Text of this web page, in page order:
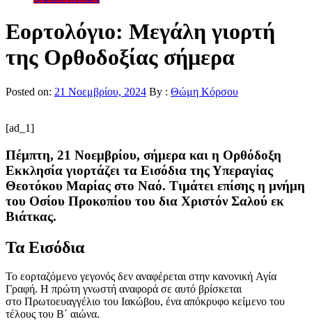
Εορτολόγιο: Μεγάλη γιορτή
της Ορθοδοξίας σήμερα
Posted on: 21 Νοεμβρίου, 2024 By : Θώμη Κόρσου
[ad_1]
Πέμπτη, 21 Νοεμβρίου, σήμερα και η Ορθόδοξη
Εκκλησία γιορτάζει τα Εισόδια της Υπεραγίας
Θεοτόκου Μαρίας στο Ναό. Τιμάτει επίσης η μνήμη
του Οσίου Προκοπίου του δια Χριστόν Σαλού εκ
Βιάτκας.
Τα Εισόδια
Το εορταζόμενο γεγονός δεν αναφέρεται στην κανονική Αγία
Γραφή. Η πρώτη γνωστή αναφορά σε αυτό βρίσκεται
στο Πρωτοευαγγέλιο του Ιακώβου, ένα απόκρυφο κείμενο του
τέλους του Β΄ αιώνα.